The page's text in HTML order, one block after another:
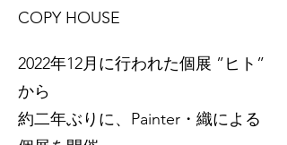
COPY HOUSE
2022年12月に行われた個展 ”ヒト”
から
約二年ぶりに、Painter・織による